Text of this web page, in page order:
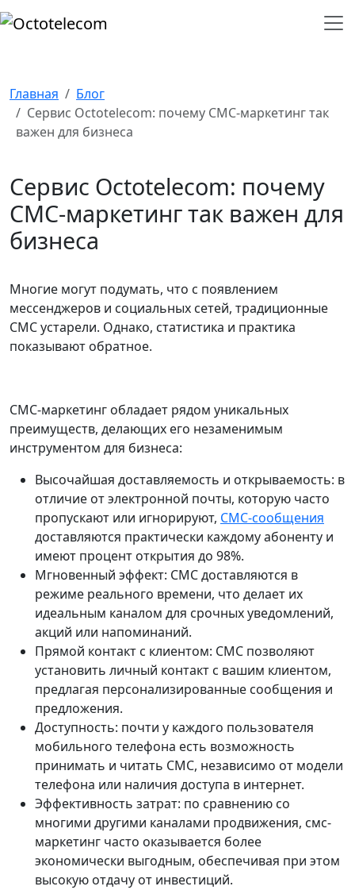
Главная
Блог
Сервис Octotelecom: почему СМС-маркетинг так
важен для бизнеса
Сервис Octotelecom: почему
СМС-маркетинг так важен для
бизнеса
Многие могут подумать, что с появлением
мессенджеров и социальных сетей, традиционные
СМС устарели. Однако, статистика и практика
показывают обратное.
СМС-маркетинг обладает рядом уникальных
преимуществ, делающих его незаменимым
инструментом для бизнеса:
Высочайшая доставляемость и открываемость: в
отличие от электронной почты, которую часто
пропускают или игнорируют, СМС-сообщения
доставляются практически каждому абоненту и
имеют процент открытия до 98%.
Мгновенный эффект: СМС доставляются в
режиме реального времени, что делает их
идеальным каналом для срочных уведомлений,
акций или напоминаний.
Прямой контакт с клиентом: СМС позволяют
установить личный контакт с вашим клиентом,
предлагая персонализированные сообщения и
предложения.
Доступность: почти у каждого пользователя
мобильного телефона есть возможность
принимать и читать СМС, независимо от модели
телефона или наличия доступа в интернет.
Эффективность затрат: по сравнению со
многими другими каналами продвижения, смс-
маркетинг часто оказывается более
экономически выгодным, обеспечивая при этом
высокую отдачу от инвестиций.